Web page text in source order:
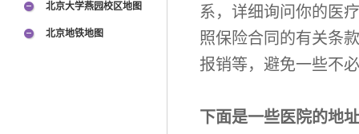
北京大学燕园校区地图
北京地铁地图
系，详细询问你的医
照保险合同的有关条
报销等，避免一些不
下面是一些医院的地